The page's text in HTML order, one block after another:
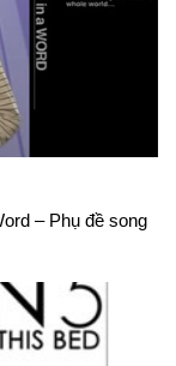
– Phụ đề song